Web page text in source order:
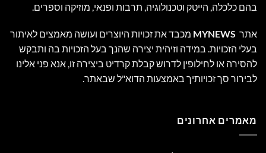
בהם כלכלה, הייטק וטכנולוגיה, תרבות ופנאי, מוזיקה וספרים.
אתר MYNEWS מכבד את זכויות היוצרים ועושה מאמצים לאיתור
בעלי הזכויות. במידה וזיהית יצירה שהנך בעל הזכויות בה ותבקש
להסירה או לחילופין לדרוש קבלת קרדיט ביצירה זו, אנא פני אלינו
לבירור סך זכויותיך באמצעות הדוא"ל שבאתר.
מאמרים אחרונים